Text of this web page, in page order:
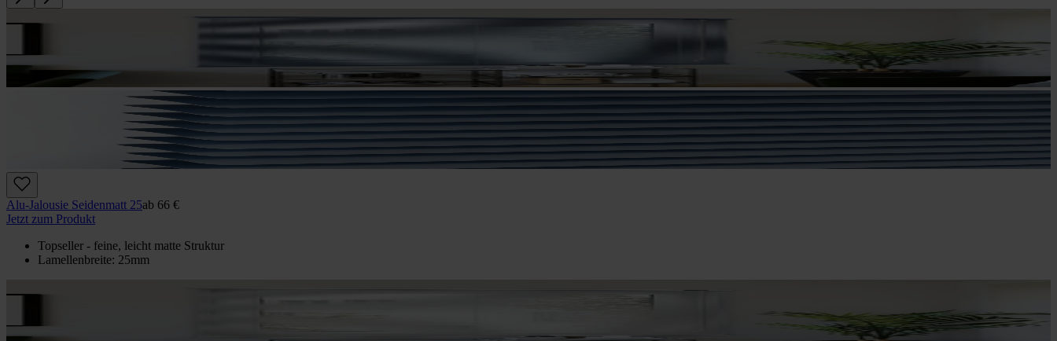
Alu-Jalousie Seidenmatt 25ab 66 €
Jetzt zum Produkt
Topseller - feine, leicht matte Struktur
Lamellenbreite: 25mm